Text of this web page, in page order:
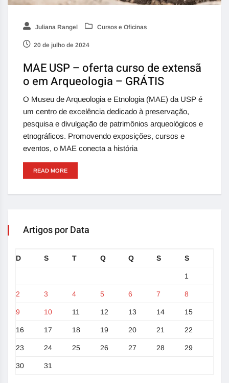
Juliana Rangel Cursos e Oficinas
20 de julho de 2024
MAE USP – oferta curso de extensã
o em Arqueologia – GRÁTIS
O Museu de Arqueologia e Etnologia (MAE) da USP é
um centro de excelência dedicado à preservação,
pesquisa e divulgação de patrimônios arqueológicos e
etnográficos. Promovendo exposições, cursos e
eventos, o MAE conecta a história
READ MORE
Artigos por Data
D S T Q Q S S
1
2 3 4 5 6 7 8
9 10 11 12 13 14 15
16 17 18 19 20 21 22
23 24 25 26 27 28 29
30 31